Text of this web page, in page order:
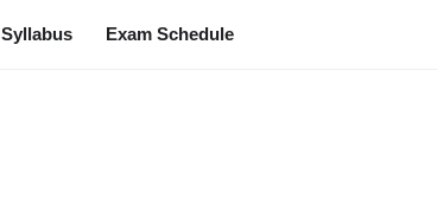
Syllabus Exam Schedule